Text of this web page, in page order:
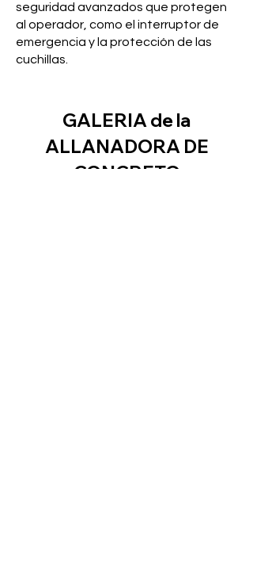
seguridad avanzados que protegen
al operador, como el interruptor de
emergencia y la protección de las
cuchillas.
GALERIA de la
ALLANADORA DE
CONCRETO